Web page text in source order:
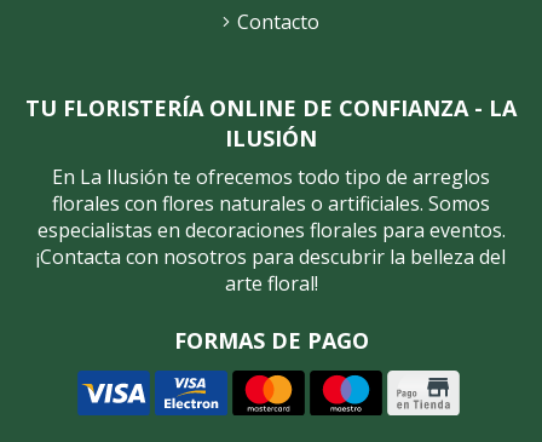
TU FLORISTERÍA ONLINE DE CONFIANZA - LA
ILUSIÓN
En La Ilusión te ofrecemos todo tipo de arreglos
florales con flores naturales o artificiales. Somos
especialistas en decoraciones florales para eventos.
¡Contacta con nosotros para descubrir la belleza del
arte floral!
FORMAS DE PAGO
Contacto